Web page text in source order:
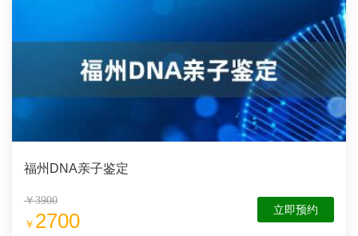
福州DNA亲子鉴定
￥3900
￥ 2700 立即预约